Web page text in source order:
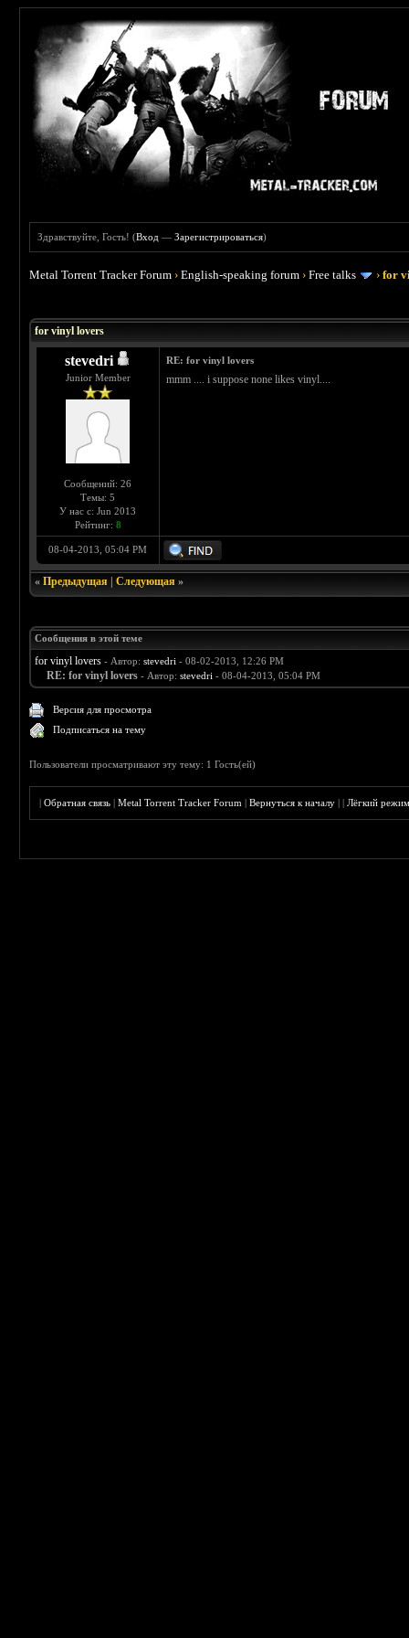
Здравствуйте, Гость! (Вход —Зарегистрироваться)
Metal Torrent Tracker Forum ›English-speaking forum ›Free talks ›for
for vinyl lovers
stevedri
Junior Member
Сообщений: 26
Темы: 5
У нас с: Jun 2013
Рейтинг: 8
RE: for vinyl lovers
mmm .... i suppose none likes vinyl....
08-04-2013, 05:04 PM
«Предыдущая |Следующая »
Сообщения в этой теме
for vinyl lovers - Автор:stevedri - 08-02-2013, 12:26 PM
RE: for vinyl lovers - Автор:stevedri - 08-04-2013, 05:04 PM
Версия для просмотра
Подписаться на тему
Пользователи просматривают эту тему: 1 Гость(ей)
|Обратная связь |Metal Torrent Tracker Forum |Вернуться к началу ||Лёгкий